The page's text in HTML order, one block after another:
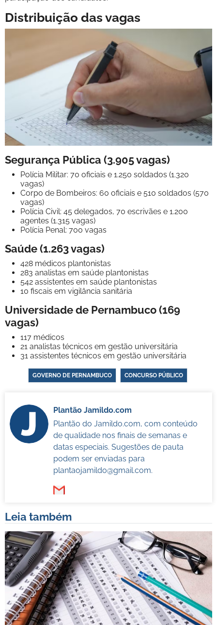
Distribuição das vagas
Segurança Pública (3.905 vagas)
Polícia Militar: 70 oficiais e 1.250 soldados (1.320
vagas)
Corpo de Bombeiros: 60 oficiais e 510 soldados (570
vagas)
Polícia Civil: 45 delegados, 70 escrivães e 1.200
agentes (1.315 vagas)
Polícia Penal: 700 vagas
Saúde (1.263 vagas)
428 médicos plantonistas
283 analistas em saúde plantonistas
542 assistentes em saúde plantonistas
10 fiscais em vigilância sanitária
Universidade de Pernambuco (169
vagas)
117 médicos
21 analistas técnicos em gestão universitária
31 assistentes técnicos em gestão universitária
GOVERNO DE PERNAMBUCO CONCURSO PÚBLICO
Plantão Jamildo.com
Plantão do Jamildo.com, com conteúdo
de qualidade nos finais de semanas e
datas especiais. Sugestões de pauta
podem ser enviadas para
plantaojamildo@gmail.com.
Leia também